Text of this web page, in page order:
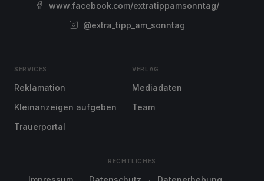
www.facebook.com/extratippamsonntag/
@extra_tipp_am_sonntag
SERVICES
Reklamation
Kleinanzeigen aufgeben
Trauerportal
VERLAG
Mediadaten
Team
RECHTLICHES